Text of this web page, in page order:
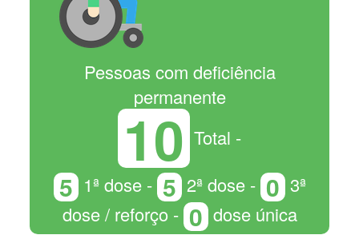
Pessoas com deficiência
permanente
10 Total -
5 1ª dose - 5 2ª dose - 0 3ª
dose / reforço - 0 dose única